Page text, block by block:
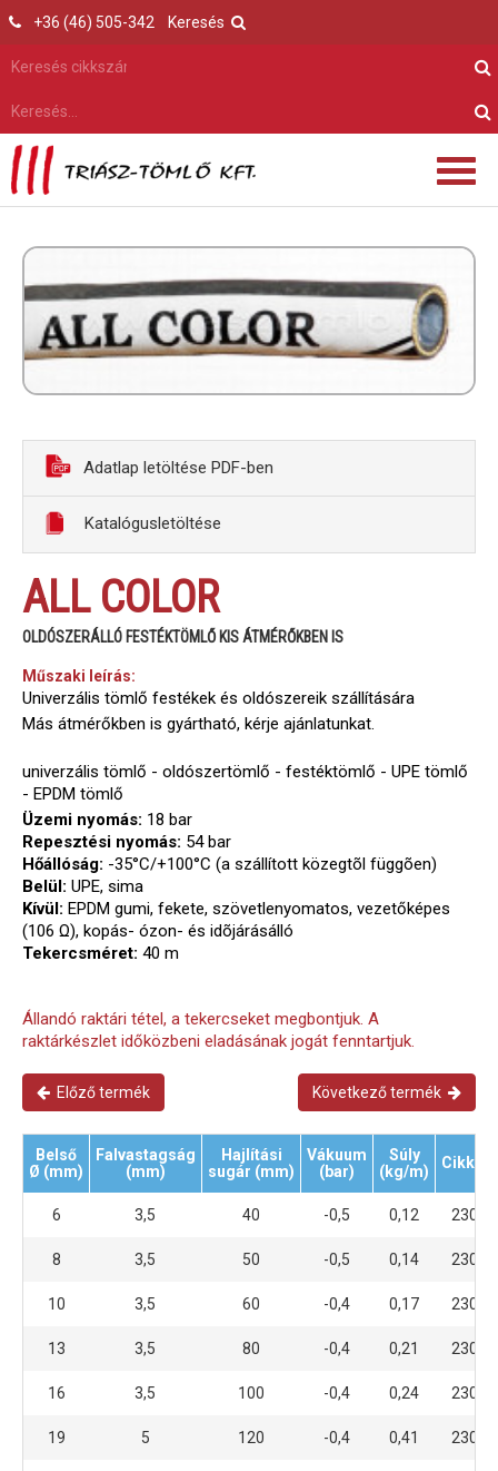
Keresés
+36 (46) 505-342
Adatlap letöltése PDF-ben
Katalógusletöltése
ALL COLOR
OLDÓSZERÁLLÓ FESTÉKTÖMLŐ KIS ÁTMÉRŐKBEN IS
Műszaki leírás:
Univerzális tömlő festékek és oldószereik szállítására
Más átmérőkben is gyártható, kérje ajánlatunkat.
univerzális tömlő - oldószertömlő - festéktömlő - UPE tömlő
- EPDM tömlő
Üzemi nyomás: 18 bar
Repesztési nyomás: 54 bar
Hőállóság: -35°C/+100°C (a szállított közegtõl függõen)
Belül: UPE, sima
Kívül: EPDM gumi, fekete, szövetlenyomatos, vezetőképes
(106 Ω), kopás- ózon- és idõjárásálló
Tekercsméret: 40 m
Állandó raktári tétel, a tekercseket megbontjuk. A
raktárkészlet időközbeni eladásának jogát fenntartjuk.
Előző termék Következő termék
Belső
Ø (mm)
Falvastagság
(mm)
Hajlítási
sugár (mm)
Vákuum
(bar)
Súly
(kg/m)
6 3,5 40 -0,5 0,12
8 3,5 50 -0,5 0,14
10 3,5 60 -0,4 0,17
13 3,5 80 -0,4 0,21
16 3,5 100 -0,4 0,24
19 5 120 -0,4 0,41